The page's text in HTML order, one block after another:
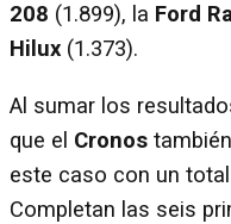
208 (1.899), la Ford
Hilux (1.373).
Al sumar los
que el Cronos
este caso con un
Completan las seis